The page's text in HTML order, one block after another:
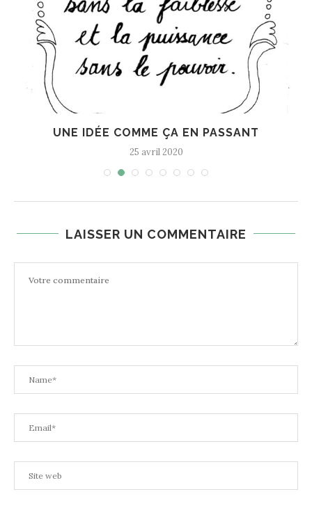
UNE IDÉE COMME ÇA EN PASSANT
25 avril 2020
LAISSER UN COMMENTAIRE